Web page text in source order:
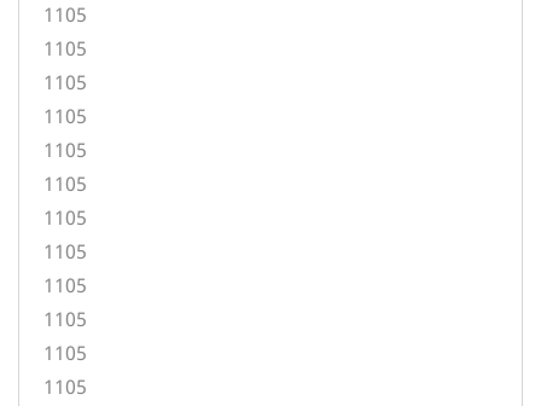
1105
1105
1105
1105
1105
1105
1105
1105
1105
1105
1105
1105